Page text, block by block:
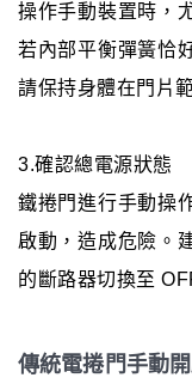
操作手動裝置時，
若內部平衡彈簧恰
請保持身體在門片
3.確認總電源狀態
鐵捲門進行手動操
啟動，造成危險。
的斷路器切換至
傳統電捲門手動